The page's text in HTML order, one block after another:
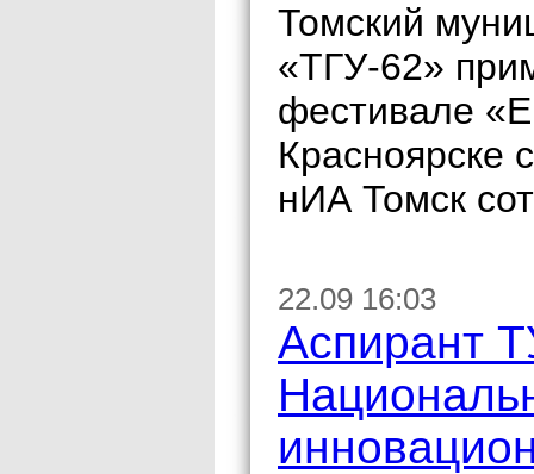
Томский
«ТГУ-62»
фестивале
Красноярске
нИА Томск
22.09 16:03
Аспирант